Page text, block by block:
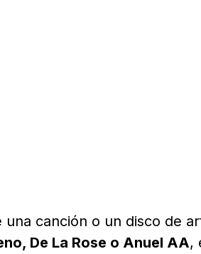
canción o un disco de
De La Rose o Anuel AA,